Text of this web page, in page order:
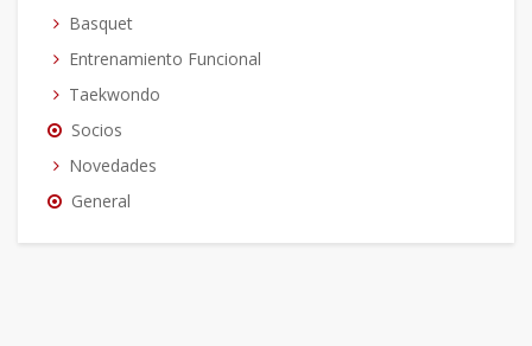
Basquet
Entrenamiento Funcional
Taekwondo
Socios
Novedades
General